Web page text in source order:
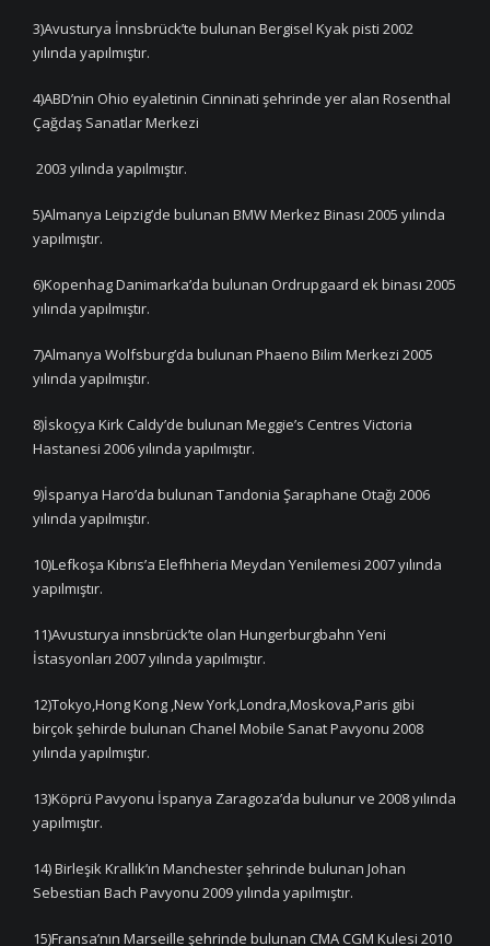
3)Avusturya İnnsbrück’te bulunan Bergisel Kyak pisti 2002
yılında yapılmıştır.
4)ABD’nin Ohio eyaletinin Cinninati şehrinde yer alan Rosenthal
Çağdaş Sanatlar Merkezi
2003 yılında yapılmıştır.
5)Almanya Leipzig’de bulunan BMW Merkez Binası 2005 yılında
yapılmıştır.
6)Kopenhag Danimarka’da bulunan Ordrupgaard ek binası 2005
yılında yapılmıştır.
7)Almanya Wolfsburg’da bulunan Phaeno Bilim Merkezi 2005
yılında yapılmıştır.
8)İskoçya Kirk Caldy’de bulunan Meggie’s Centres Victoria
Hastanesi 2006 yılında yapılmıştır.
9)İspanya Haro’da bulunan Tandonia Şaraphane Otağı 2006
yılında yapılmıştır.
10)Lefkoşa Kıbrıs’a Elefhheria Meydan Yenilemesi 2007 yılında
yapılmıştır.
11)Avusturya innsbrück’te olan Hungerburgbahn Yeni
İstasyonları 2007 yılında yapılmıştır.
12)Tokyo,Hong Kong ,New York,Londra,Moskova,Paris gibi
birçok şehirde bulunan Chanel Mobile Sanat Pavyonu 2008
yılında yapılmıştır.
13)Köprü Pavyonu İspanya Zaragoza’da bulunur ve 2008 yılında
yapılmıştır.
14) Birleşik Krallık’ın Manchester şehrinde bulunan Johan
Sebestian Bach Pavyonu 2009 yılında yapılmıştır.
15)Fransa’nın Marseille şehrinde bulunan CMA CGM Kulesi 2010